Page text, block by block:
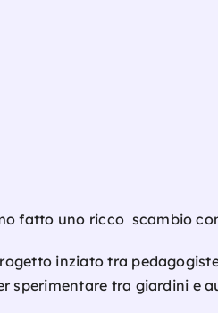
fatto uno ricco scambio
inziato tra
sperimentare tra giardini e